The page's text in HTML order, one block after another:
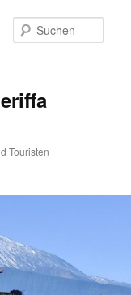
Touristen